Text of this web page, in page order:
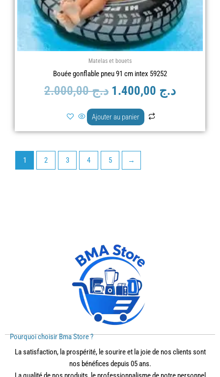
Matelas et bouets
Bouée gonflable pneu 91 cm intex 59252
د.ج2.000,00 د.ج
Ajouter au panier
1 2 3 4 5 →
Pourquoi choisir Bma Store ?
La satisfaction, la prospérité, le sourire et la joie de nos clients sont
nos bénéfices depuis 05 ans.